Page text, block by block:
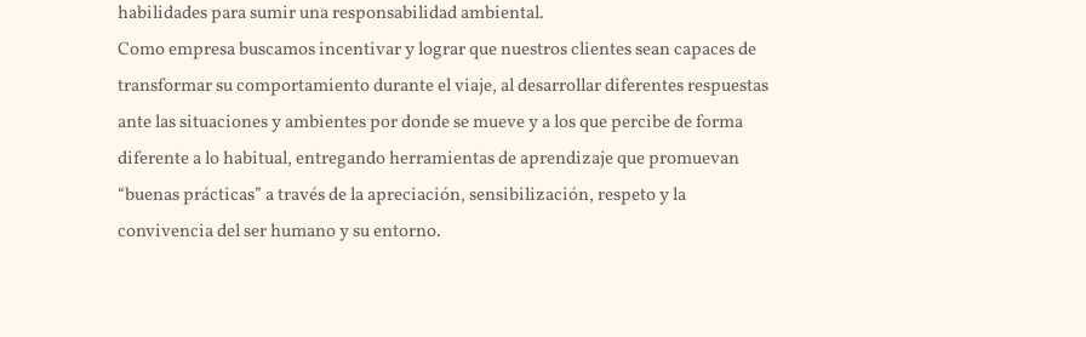
habilidades para sumir una responsabilidad ambiental.
Como empresa buscamos incentivar y lograr que nuestros clientes sean capaces de
transformar su comportamiento durante el viaje, al desarrollar diferentes respuestas
ante las situaciones y ambientes por donde se mueve y a los que percibe de forma
diferente a lo habitual, entregando herramientas de aprendizaje que promuevan
“buenas prácticas” a través de la apreciación, sensibilización, respeto y la
convivencia del ser humano y su entorno.